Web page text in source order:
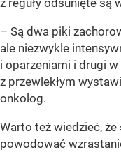
– Są dwa piki
ale niezwykle
i oparzeniami i drugi
z przewlekłym
onkolog.
Warto też wiedzieć, że
powodować